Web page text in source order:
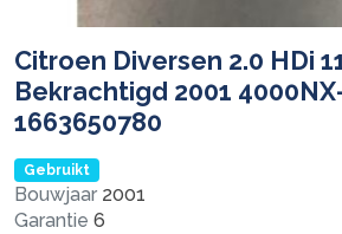
Citroen Diversen 2.0 HDi
Bekrachtigd 2001
1663650780
Gebruikt
Bouwjaar 2001
Garantie 6